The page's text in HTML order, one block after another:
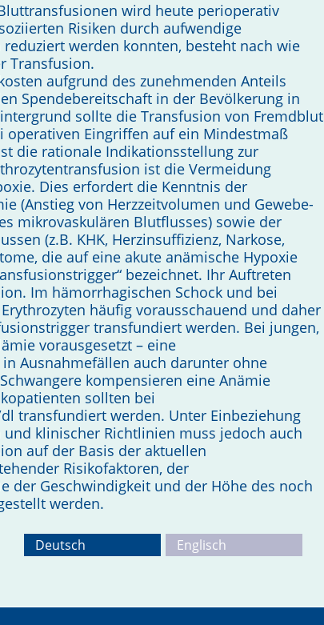
wird heute perioperativ
Risiken durch aufwendige
werden konnten, besteht nach wie
Transfusion.
aufgrund des zunehmenden Anteils
Spendebereitschaft in der Bevölkerung in
sollte die Transfusion von Fremdblut
Eingriffen auf ein Mindestmaß
die rationale Indikationsstellung zur
ist die Vermeidung
Dies erfordert die Kenntnis der
(Anstieg von Herzzeitvolumen und Gewebe-
mikrovaskulären Blutflusses) sowie der
(z.B. KHK, Herzinsuffizienz, Narkose,
die auf eine akute anämische Hypoxie
bezeichnet. Ihr Auftreten
Im hämorrhagischen Schock und bei
häufig vorausschauend und daher
transfundiert werden. Bei jungen,
vorausgesetzt – eine
Ausnahmefällen auch darunter ohne
kompensieren eine Anämie
sollten bei
transfundiert werden. Unter Einbeziehung
klinischer Richtlinien muss jedoch auch
auf der Basis der aktuellen
Risikofaktoren, der
der Geschwindigkeit und der Höhe des noch
werden.
Deutsch Englisch